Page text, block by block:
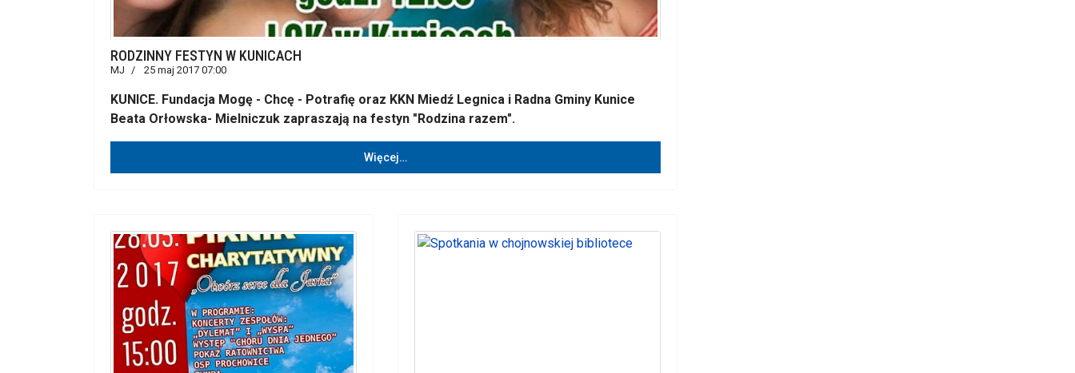
RODZINNY FESTYN W KUNICACH
MJ 25 maj 2017 07:00
KUNICE. Fundacja Mogę - Chcę - Potrafię oraz KKN Miedź Legnica i Radna Gminy Kunice
Beata Orłowska- Mielniczuk zapraszają na festyn "Rodzina razem".
Więcej…